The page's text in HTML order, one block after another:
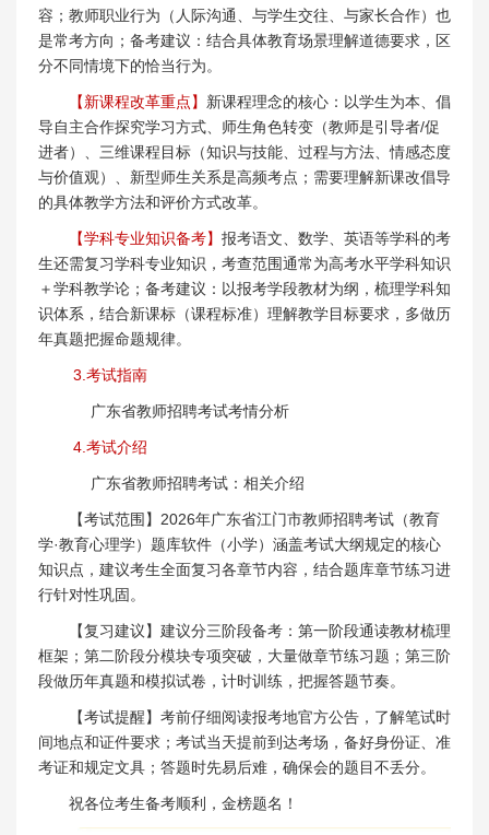
容；教师职业行为（人际沟通、与学生交往、与家长合作）也
是常考方向；备考建议：结合具体教育场景理解道德要求，区
分不同情境下的恰当行为。
【新课程改革重点】 新课程理念的核心：以学生为本、倡
导自主合作探究学习方式、师生角色转变（教师是引导者/促
进者）、三维课程目标（知识与技能、过程与方法、情感态度
与价值观）、新型师生关系是高频考点；需要理解新课改倡导
的具体教学方法和评价方式改革。
【学科专业知识备考】 报考语文、数学、英语等学科的考
生还需复习学科专业知识，考查范围通常为高考水平学科知识
＋学科教学论；备考建议：以报考学段教材为纲，梳理学科知
识体系，结合新课标（课程标准）理解教学目标要求，多做历
年真题把握命题规律。
3.考试指南
广东省教师招聘考试考情分析
4.考试介绍
广东省教师招聘考试：相关介绍
【考试范围】2026年广东省江门市教师招聘考试（教育
学·教育心理学）题库软件（小学）涵盖考试大纲规定的核心
知识点，建议考生全面复习各章节内容，结合题库章节练习进
行针对性巩固。
【复习建议】建议分三阶段备考：第一阶段通读教材梳理
框架；第二阶段分模块专项突破，大量做章节练习题；第三阶
段做历年真题和模拟试卷，计时训练，把握答题节奏。
【考试提醒】考前仔细阅读报考地官方公告，了解笔试时
间地点和证件要求；考试当天提前到达考场，备好身份证、准
考证和规定文具；答题时先易后难，确保会的题目不丢分。
祝各位考生备考顺利，金榜题名！